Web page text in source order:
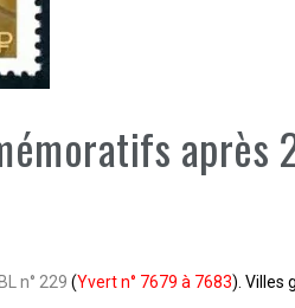
après
n° 229 (Yvert n° 7679 à 7683). Villes